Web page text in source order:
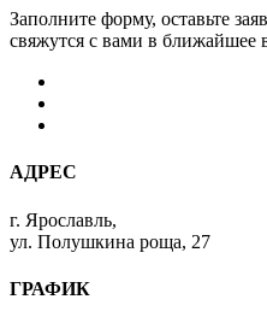
Заполните форму, оставьте
свяжутся с вами в ближайшее
АДРЕС
г. Ярославль,
ул. Полушкина роща, 27
ГРАФИК